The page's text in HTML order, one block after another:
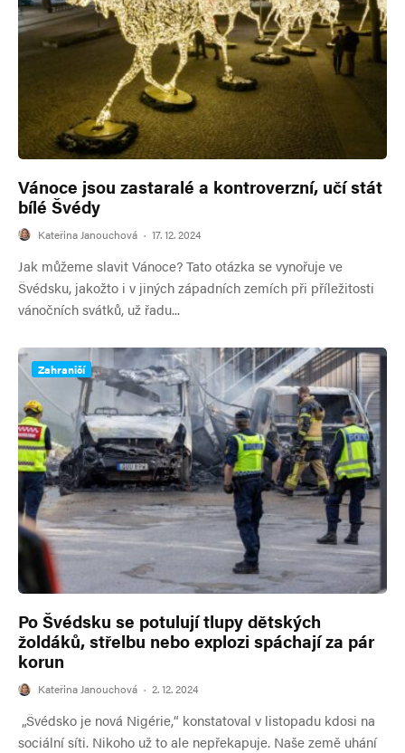
Vánoce jsou zastaralé a kontroverzní, učí stát
bílé Švédy
Kateřina Janouchová · 17. 12. 2024
Jak můžeme slavit Vánoce? Tato otázka se vynořuje ve
Švédsku, jakožto i v jiných západních zemích při příležitosti
vánočních svátků, už řadu...
Zahraničí
Po Švédsku se potulují tlupy dětských
žoldáků, střelbu nebo explozi spáchají za pár
korun
Kateřina Janouchová · 2. 12. 2024
„Švédsko je nová Nigérie,“ konstatoval v listopadu kdosi na
sociální síti. Nikoho už to ale nepřekapuje. Naše země uhání